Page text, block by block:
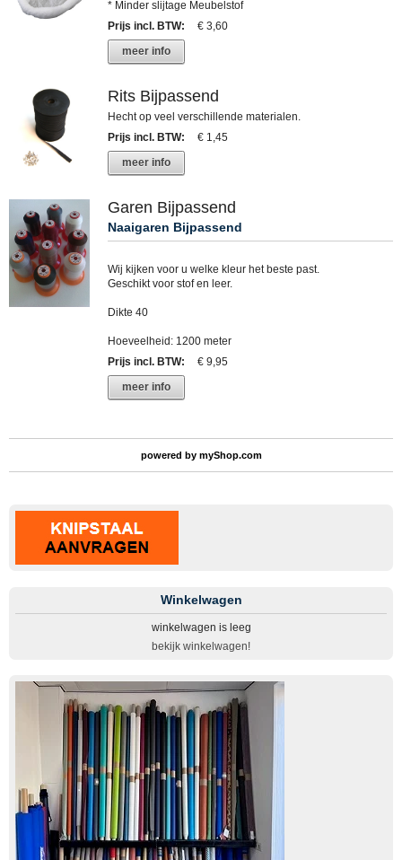
* Minder slijtage Meubelstof
Prijs incl. BTW:
€ 3,60
meer info
Rits Bijpassend
Hecht op veel verschillende materialen.
Prijs incl. BTW:
€ 1,45
meer info
Garen Bijpassend
Naaigaren Bijpassend
Wij kijken voor u welke kleur het beste past.
Geschikt voor stof en leer.
Dikte 40
Hoeveelheid: 1200 meter
Prijs incl. BTW:
€ 9,95
meer info
powered by myShop.com
Winkelwagen
winkelwagen is leeg
bekijk winkelwagen!